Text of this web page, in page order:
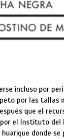
incluso por
por las tallas
que el
el Instituto del
donde se